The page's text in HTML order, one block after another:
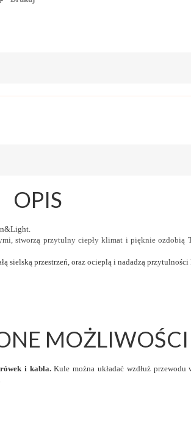
OPIS
stworzą przytulny ciepły klimat i pięknie ozdobią
sielską przestrzeń, oraz ocieplą i nadadzą
MOŻLIWOŚCI
i kabla.Kule można układać wzdłuż przewodu